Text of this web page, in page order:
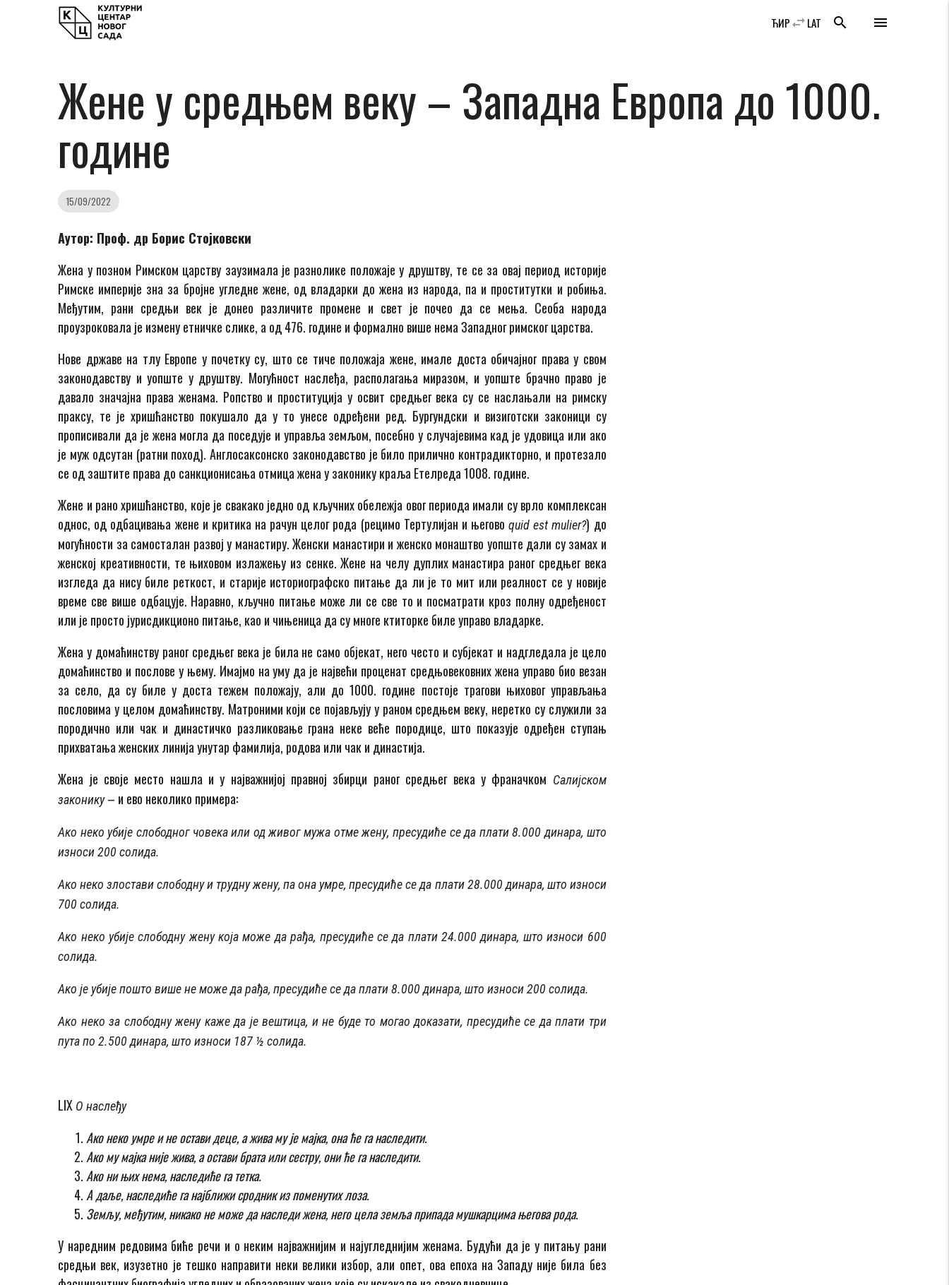
menu
search
LAT
swap_horiz
ЋИР
Жене у средњем веку – Западна Европа до 1000.
године
15/09/2022
Аутор: Проф. др Борис Стојковски
Жена у позном Римском царству заузимала је разнолике положаје у друштву, те се за овај период историје
Римске империје зна за бројне угледне жене, од владарки до жена из народа, па и проститутки и робиња.
Међутим, рани средњи век је донео различите промене и свет је почео да се мења. Сеоба народа
проузроковала је измену етничке слике, а од 476. године и формално више нема Западног римског царства.
Нове државе на тлу Европе у почетку су, што се тиче положаја жене, имале доста обичајног права у свом
законодавству и уопште у друштву. Могућност наслеђа, располагања миразом, и уопште брачно право је
давало значајна права женама. Ропство и проституција у освит средњег века су се наслањали на римску
праксу, те је хришћанство покушало да у то унесе одређени ред. Бургундски и визиготски законици су
прописивали да је жена могла да поседује и управља земљом, посебно у случајевима кад је удовица или ако
је муж одсутан (ратни поход). Англосаксонско законодавство је било прилично контрадикторно, и протезало
се од заштите права до санкционисања отмица жена у законику краља Етелреда 1008. године.
Жене и рано хришћанство, које је свакако једно од кључних обележја овог периода имали су врло комплексан
однос, од одбацивања жене и критика на рачун целог рода (рецимо Тертулијан и његовоquid est mulier?) до
могућности за самосталан развој у манастиру. Женски манастири и женско монаштво уопште дали су замах и
женској креативности, те њиховом излажењу из сенке. Жене на челу дуплих манастира раног средњег века
изгледа да нису биле реткост, и старије историографско питање да ли је то мит или реалност се у новије
време све више одбацује. Наравно, кључно питање може ли се све то и посматрати кроз полну одређеност
или је просто јурисдикционо питање, као и чињеница да су многе ктиторке биле управо владарке.
Жена у домаћинству раног средњег века је била не само објекат, него често и субјекат и надгледала је цело
домаћинство и послове у њему. Имајмо на уму да је највећи проценат средњовековних жена управо био везан
за село, да су биле у доста тежем положају, али до 1000. године постоје трагови њиховог управљања
пословима у целом домаћинству. Матроними који се појављују у раном средњем веку, неретко су служили за
породично или чак и династичко разликовање грана неке веће породице, што показује одређен ступањ
прихватања женских линија унутар фамилија, родова или чак и династија.
Жена је своје место нашла и у најважнијој правној збирци раног средњег века у франачком Салијском
законику– и ево неколико примера:
Ако неко убије слободног човека или од живог мужа отме жену, пресудиће се да плати 8.000 динара, што
износи 200 солида.
Ако неко злостави слободну и трудну жену, па она умре, пресудиће се да плати 28.000 динара, што износи
700 солида.
Ако неко убије слободну жену која може да рађа, пресудиће се да плати 24.000 динара, што износи 600
солида.
Ако је убије пошто више не може да рађа, пресудиће се да плати 8.000 динара, што износи 200 солида.
Ако неко за слободну жену каже да је вештица, и не буде то могао доказати, пресудиће се да плати три
пута по 2.500 динара, што износи 187 ½ солида.
LIX О наслеђу
Ако неко умре и не остави деце, а жива му је мајка, она ће га наследити.
Ако му мајка није жива, а остави брата или сестру, они ће га наследити.
Ако ни њих нема, наследиће га тетка.
А даље, наследиће га најближи сродник из поменутих лоза.
Земљу, међутим, никако не може да наследи жена, него цела земља припада мушкарцима његова рода.
У наредним редовима биће речи и о неким најважнијим и најугледнијим женама. Будући да је у питању рани
средњи век, изузетно је тешко направити неки велики избор, али опет, ова епоха на Западу није била без